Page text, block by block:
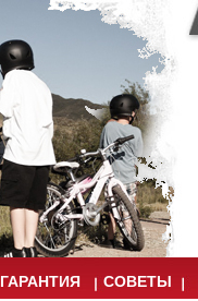
ГАРАНТИЯ СОВЕТЫ